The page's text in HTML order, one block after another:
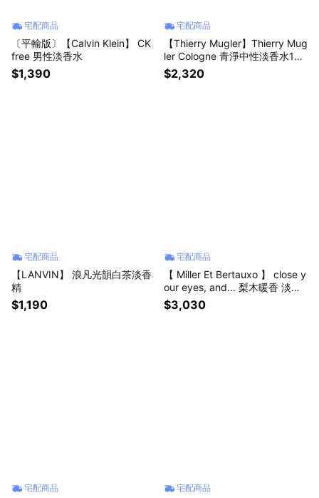
宅配商品
〔平輸版〕【Calvin Klein】 CK
free 男性淡香水
$1,390
宅配商品
【Thierry Mugler】Thierry Mug
ler Cologne 青淨中性淡香水100
ml
$2,320
宅配商品
【LANVIN】 浪凡光韻白茶淡香
精
$1,190
宅配商品
【 Miller Et Bertauxo 】 close y
our eyes, and... 梨木暖香 淡香
精 100ML
$3,030
宅配商品 宅配商品